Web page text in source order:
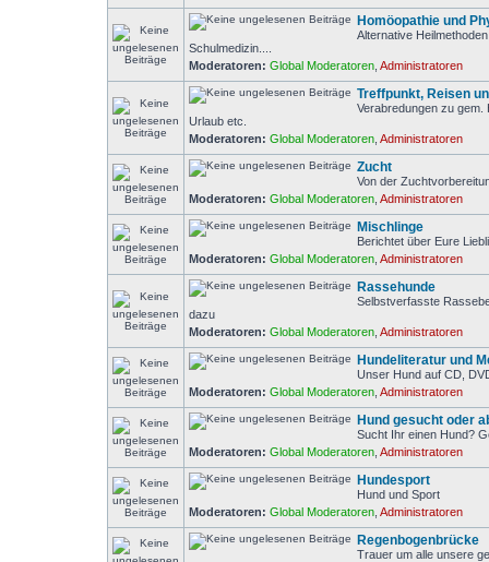
Homöopathie und
Alternative
Schulmedizin....
Moderatoren: Global Moderatoren Administratoren
Treffpunkt, Reisen
Verabredungen zu
Urlaub etc.
Moderatoren: Global Moderatoren Administratoren
Zucht
Von der
Moderatoren: Global Moderatoren Administratoren
Mischlinge
Berichtet über Eure
Moderatoren: Global Moderatoren Administratoren
Rassehunde
Selbstverfasste
dazu
Moderatoren: Global Moderatoren Administratoren
Hundeliteratur und
Unser Hund auf CD,
Moderatoren: Global Moderatoren Administratoren
Hund gesucht oder
Sucht Ihr einen Hund?
Moderatoren: Global Moderatoren Administratoren
Hundesport
Hund und Sport
Moderatoren: Global Moderatoren Administratoren
Regenbogenbrücke
Trauer um alle unsere